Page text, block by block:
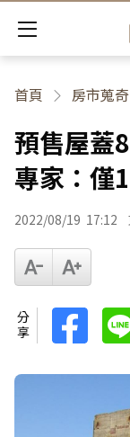
首頁 房市蒐奇
預售屋蓋
專家：僅
2022/08/19 17:12
分享